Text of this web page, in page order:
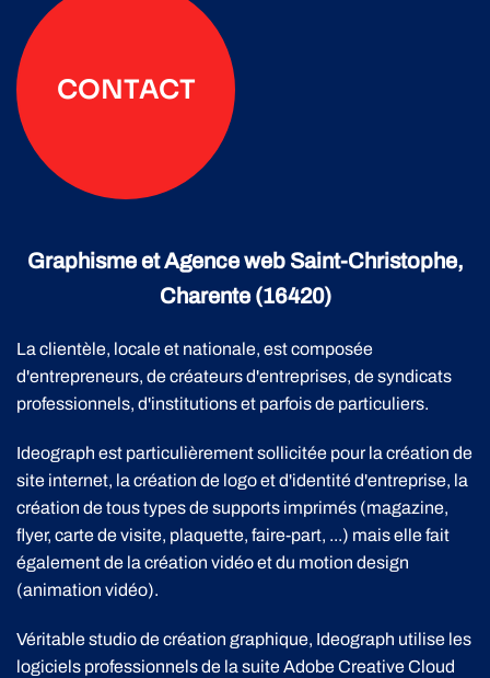
CONTACT
Graphisme et Agence web Saint-Christophe,
Charente (16420)
La clientèle, locale et nationale, est composée
d'entrepreneurs, de créateurs d'entreprises, de syndicats
professionnels, d'institutions et parfois de particuliers.
Ideograph est particulièrement sollicitée pour la création de
site internet, la création de logo et d'identité d'entreprise, la
création de tous types de supports imprimés (magazine,
flyer, carte de visite, plaquette, faire-part, ...) mais elle fait
également de la création vidéo et du motion design
(animation vidéo).
Véritable studio de création graphique, Ideograph utilise les
logiciels professionnels de la suite Adobe Creative Cloud